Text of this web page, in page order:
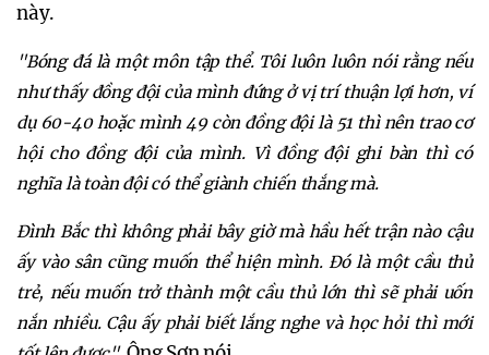
này.
"Bóng đá là một môn tập thể. Tôi luôn luôn nói rằng nếu
như thấy đồng đội của mình đứng ở vị trí thuận lợi hơn, ví
dụ 60-40 hoặc mình 49 còn đồng đội là 51 thì nên trao cơ
hội cho đồng đội của mình. Vì đồng đội ghi bàn thì có
nghĩa là toàn đội có thể giành chiến thắng mà.
Đình Bắc thì không phải bây giờ mà hầu hết trận nào cậu
ấy vào sân cũng muốn thể hiện mình. Đó là một cầu thủ
trẻ, nếu muốn trở thành một cầu thủ lớn thì sẽ phải uốn
nắn nhiều. Cậu ấy phải biết lắng nghe và học hỏi thì mới